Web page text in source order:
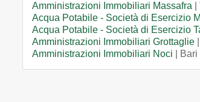
Amministrazioni Immobiliari Massafra
Acqua Potabile - Società di Esercizio
Acqua Potabile - Società di Esercizio
Amministrazioni Immobiliari Grottaglie
Amministrazioni Immobiliari Noci |